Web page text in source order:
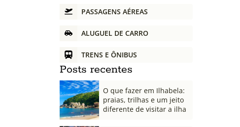
PASSAGENS AÉREAS
ALUGUEL DE CARRO
TRENS E ÔNIBUS
Posts recentes
O que fazer em Ilhabela:
praias, trilhas e um jeito
diferente de visitar a ilha